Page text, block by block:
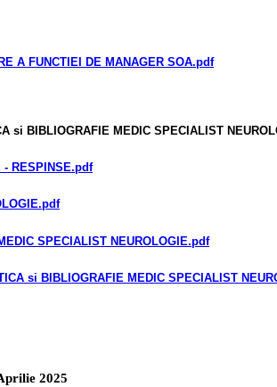
A FUNCTIEI DE MANAGER SOA.pdf
si BIBLIOGRAFIE MEDIC SPECIALIST
- RESPINSE.pdf
.pdf
SPECIALIST NEUROLOGIE.pdf
si BIBLIOGRAFIE MEDIC SPECIALIST
2025